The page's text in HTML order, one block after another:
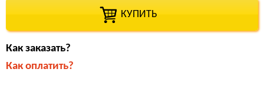
КУПИТЬ
Как заказать?
Как оплатить?